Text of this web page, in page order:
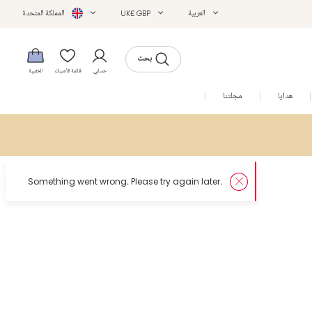
العربية UK£ GBP المملكة المتحدة
بحث
حسابي قائمة الأمنيات الحقيبة
هدايا مجلتنا